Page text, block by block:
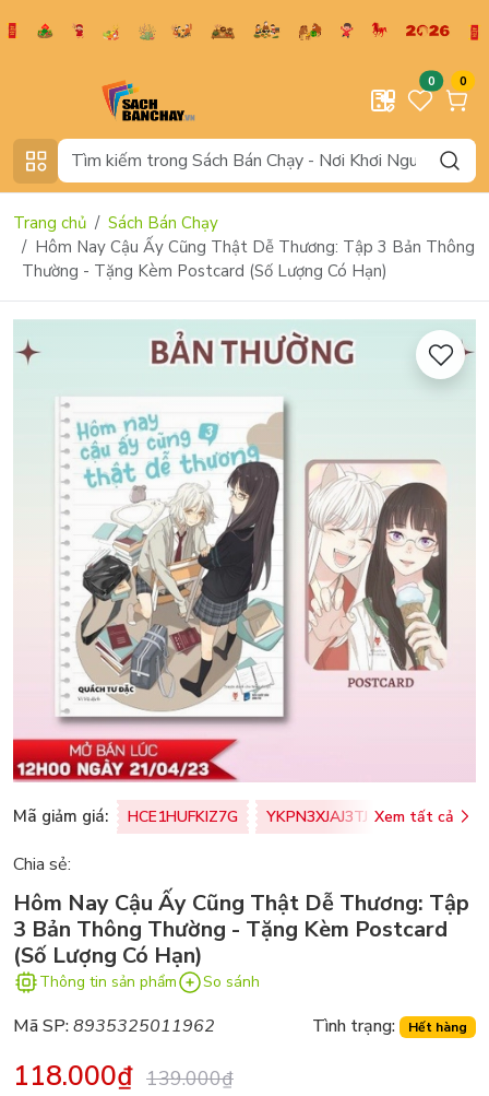
0 0
Trang chủ
Sách Bán Chạy
Hôm Nay Cậu Ấy Cũng Thật Dễ Thương: Tập 3 Bản Thông
Thường - Tặng Kèm Postcard (Số Lượng Có Hạn)
Mã giảm giá: HCE1HUFKIZ7G YKPN3XJAJ3TJ Xem tất cả
Chia sẻ:
Hôm Nay Cậu Ấy Cũng Thật Dễ Thương: Tập
3 Bản Thông Thường - Tặng Kèm Postcard
(Số Lượng Có Hạn)
Thông tin sản phẩm So sánh
Mã SP:8935325011962 Tình trạng: Hết hàng
118.000₫ 139.000₫